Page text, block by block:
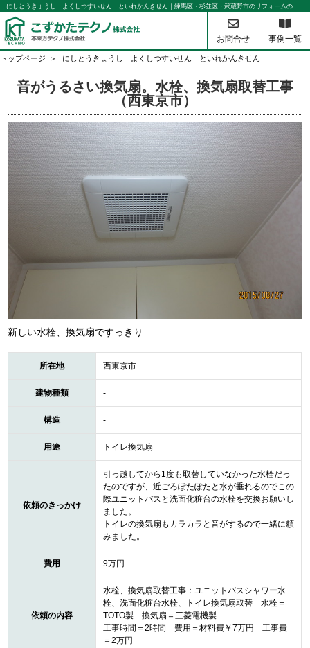
にしとうきょうし よくしつすいせん といれかんきせん｜練馬区・杉並区・武蔵野市のリフォームのことなら不来方テクノ
お問合せ 事例一覧
トップページ にしとうきょうし よくしつすいせん といれかんきせん
音がうるさい換気扇。水栓、換気扇取替工事
（西東京市）
新しい水栓、換気扇ですっきり
所在地 西東京市
建物種類 -
構造 -
用途 トイレ換気扇
依頼のきっかけ
引っ越してから1度も取替していなかった水栓だっ
たのですが、近ごろぽたぽたと水が垂れるのでこの
際ユニットバスと洗面化粧台の水栓を交換お願いし
ました。
トイレの換気扇もカラカラと音がするので一緒に頼
みました。
費用 9万円
依頼の内容
水栓、換気扇取替工事：ユニットバスシャワー水
栓、洗面化粧台水栓、トイレ換気扇取替 水栓＝
TOTO製 換気扇＝三菱電機製
工事時間＝2時間 費用＝材料費￥7万円 工事費
＝2万円